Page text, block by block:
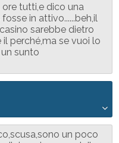
ore tutti,e dico una
in attivo......beh,il
sarebbe dietro
perché,ma se vuoi lo
sunto
un poco